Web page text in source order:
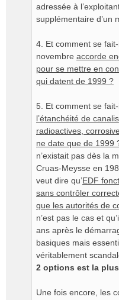
adressée à
supplémentaire d’un
4. Et comment se
novembre accorde
pour se mettre en
qui datent de 1999 ?
5. Et comment se
l’étanchéité de
radioactives,
ne date que de 1999
n’existait pas dès la
Cruas-Meysse en
veut dire qu’EDF
sans contrôler
que les autorités de
n’est pas le cas et
ans après le
basiques mais
véritablement
2 options est la
Une fois encore, les